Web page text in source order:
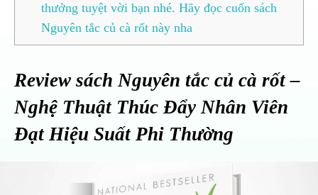
thưởng tuyệt vời bạn nhé. Hãy đọc cuốn sách
Nguyên tắc củ cà rốt này nha
Review sách Nguyên tắc củ cà rốt –
Nghệ Thuật Thúc Đẩy Nhân Viên
Đạt Hiệu Suất Phi Thường